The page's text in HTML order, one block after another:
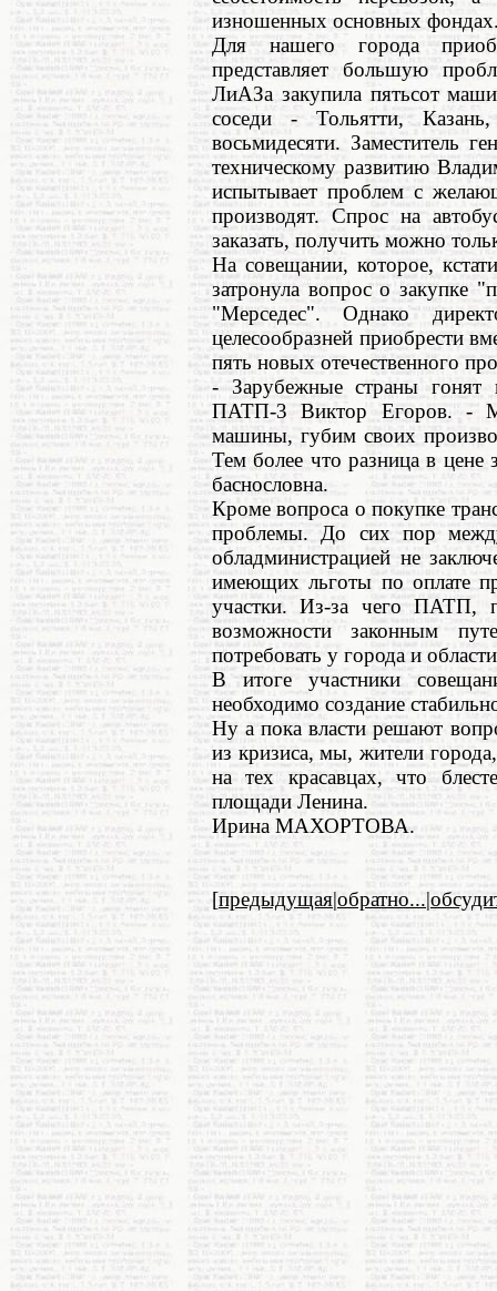
изношенных основных
Для нашего города
представляет большую
ЛиАЗа закупила пятьсот
соседи - Тольятти,
восьмидесяти. Заместитель
техническому развитию
испытывает проблем с
производят. Спрос на
заказать, получить можно
На совещании, которое,
затронула вопрос о закупке
"Мерседес". Однако
целесообразней приобрести
пять новых отечественного
- Зарубежные страны гонят
ПАТП-3 Виктор Егоров. -
машины, губим своих
Тем более что разница в
баснословна.
Кроме вопроса о покупке
проблемы. До сих пор
обладминистрацией не
имеющих льготы по оплате
участки. Из-за чего ПАТП,
возможности законным
потребовать у города и
В итоге участники
необходимо создание
Ну а пока власти решают
из кризиса, мы, жители
на тех красавцах, что
площади Ленина.
Ирина МАХОРТОВА.
[предыдущая|обратно...|